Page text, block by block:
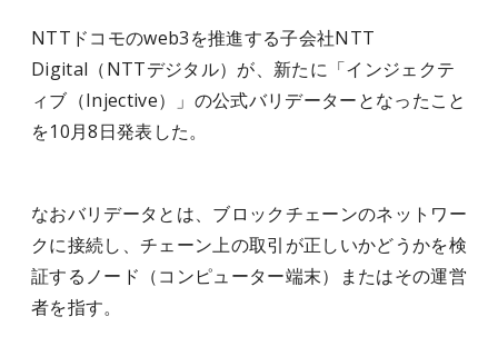
NTTドコモのweb3を推進する子会社NTT
Digital（NTTデジタル）が、新たに「インジェクテ
ィブ（Injective）」の公式バリデーターとなったこと
を10月8日発表した。
なおバリデータとは、ブロックチェーンのネットワー
クに接続し、チェーン上の取引が正しいかどうかを検
証するノード（コンピューター端末）またはその運営
者を指す。